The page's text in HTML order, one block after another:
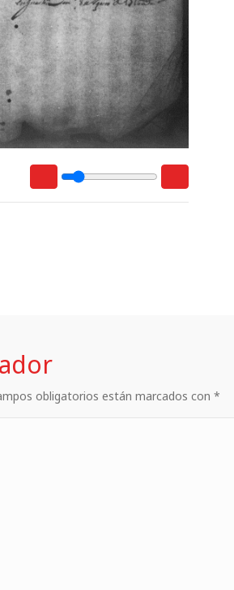
obligatorios están marcados con *